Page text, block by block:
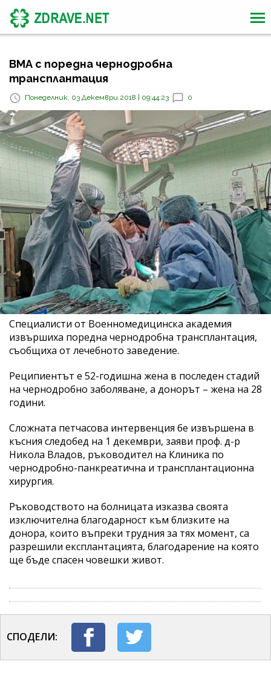
ВМА с поредна чернодробна
трансплантация
Понеделник, 03 Декември 2018 | 09:44:23 0
Специалисти от Военномедицинска академия
извършиха поредна чернодробна трансплантация,
съобщиха от лечебното заведение.
Реципиентът е 52-годишна жена в последен стадий
на чернодробно заболяване, а донорът – жена на 28
години.
Сложната петчасова интервенция бе извършена в
късния следобед на 1 декември, заяви проф. д-р
Никола Владов, ръководител на Клиника по
чернодробно-панкреатична и трансплантационна
хирургия.
Ръководството на болницата изказва своята
изключителна благодарност към близките на
донора, които въпреки трудния за тях момент, са
разрешили експлантацията, благодарение на която
ще бъде спасен човешки живот.
СПОДЕЛИ: